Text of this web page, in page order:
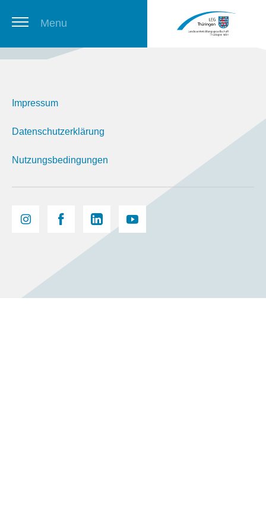
Menu
Newsletter
Impressum
Datenschutzerklärung
Nutzungsbedingungen